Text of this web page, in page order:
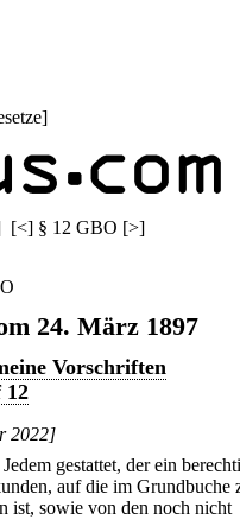
]
[<] § 12 GBO [>]
24. März 1897
Vorschriften
12
2022]
gestattet, der ein
auf die im Grundbuche
ist, sowie von den noch nicht